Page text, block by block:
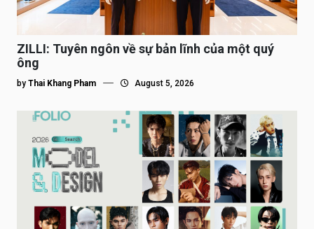
ZILLI: Tuyên ngôn về sự bản lĩnh của một quý
ông
by Thai Khang Pham August 5, 2026